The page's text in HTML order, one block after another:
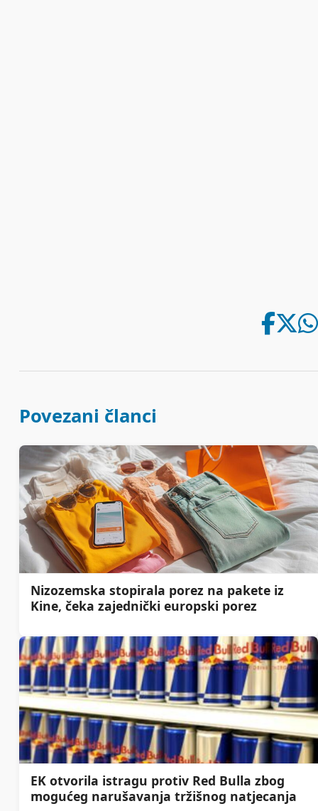
Povezani članci
Nizozemska stopirala porez na pakete iz
Kine, čeka zajednički europski porez
EK otvorila istragu protiv Red Bulla zbog
mogućeg narušavanja tržišnog natjecanja